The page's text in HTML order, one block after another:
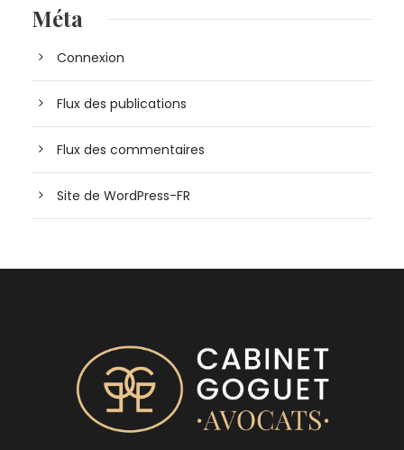
Méta
Connexion
Flux des publications
Flux des commentaires
Site de WordPress-FR